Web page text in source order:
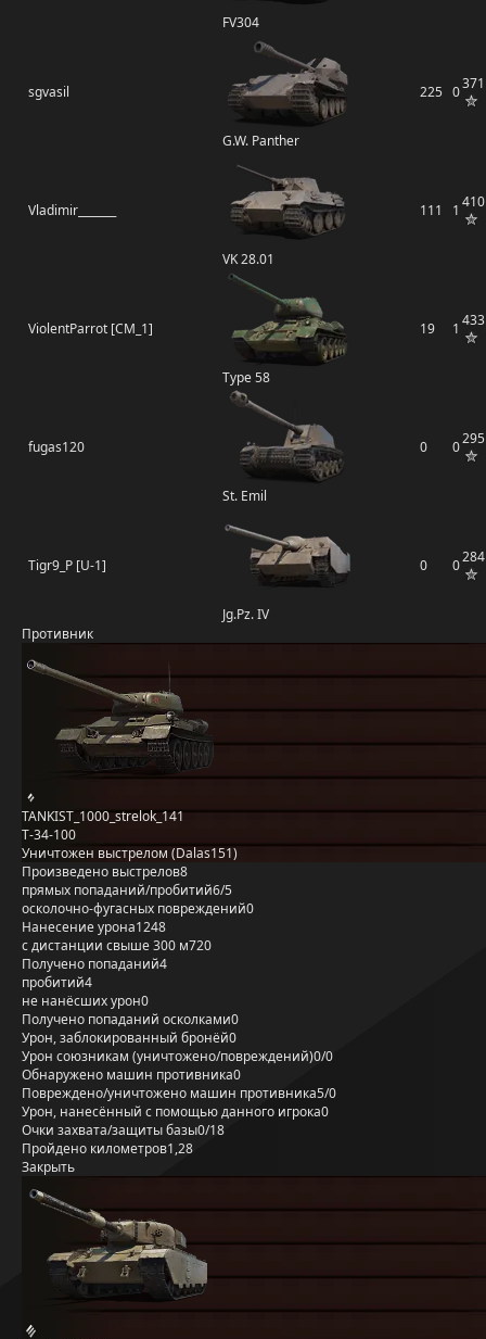
FV304
sgvasil
G.W. Panther
225 0371
Vladimir_______
VK 28.01
111 1 410
ViolentParrot [CM_1]
Type 58
19 1 433
fugas120
St. Emil
0 0295
Tigr9_P [U-1]
Jg.Pz. IV
0 0284
Противник
TANKIST_1000_strelok_141
Т-34-100
Уничтожен выстрелом (Dalas151)
Произведено выстрелов8
прямых попаданий/пробитий6/5
осколочно-фугасных повреждений0
Нанесение урона1248
с дистанции свыше 300 м720
Получено попаданий4
пробитий4
не нанёсших урон0
Получено попаданий осколками0
Урон, заблокированный бронёй0
Урон союзникам (уничтожено/повреждений)0/0
Обнаружено машин противника0
Повреждено/уничтожено машин противника5/0
Урон, нанесённый с помощью данного игрока0
Очки захвата/защиты базы0/18
Пройдено километров1,28
Закрыть